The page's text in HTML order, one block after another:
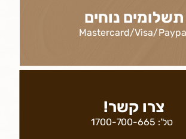
תשלומים נוחים
Mastercard/Visa/
צרו קשר!
טל': 1700-700-665